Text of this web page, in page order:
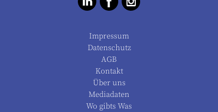
Impressum
Datenschutz
AGB
Kontakt
Über uns
Mediadaten
Wo gibts Was